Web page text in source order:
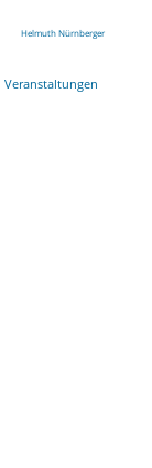
Helmuth Nürnberger
Veranstaltungen